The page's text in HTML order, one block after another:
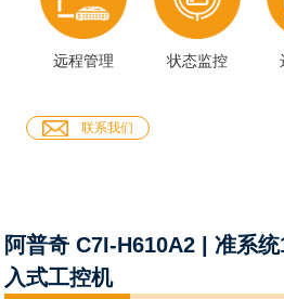
远程管理 状态监控
联系我们
阿普奇 C7I-H610A2 | 准系
入式工控机